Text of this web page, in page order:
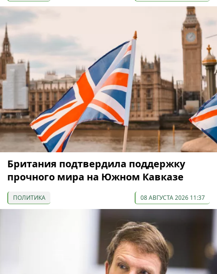
Британия подтвердила поддержку
прочного мира на Южном Кавказе
ПОЛИТИКА 08 АВГУСТА 2026 11:37